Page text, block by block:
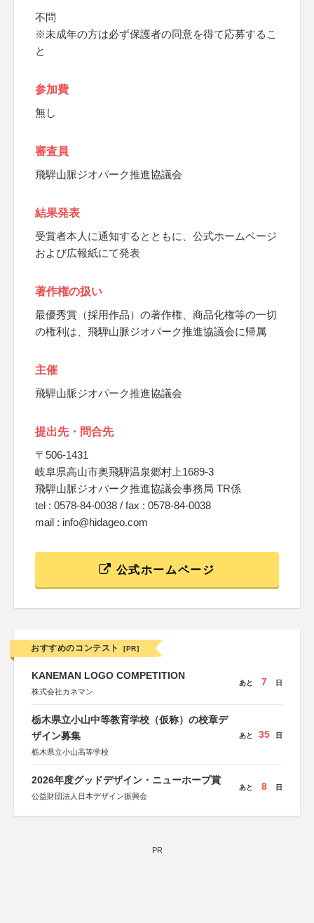
不問
※未成年の方は必ず保護者の同意を得て応募するこ
と
参加費
無し
審査員
飛騨山脈ジオパーク推進協議会
結果発表
受賞者本人に通知するとともに、公式ホームページ
および広報紙にて発表
著作権の扱い
最優秀賞（採用作品）の著作権、商品化権等の一切
の権利は、飛騨山脈ジオパーク推進協議会に帰属
主催
飛騨山脈ジオパーク推進協議会
提出先・問合先
〒506-1431
岐阜県高山市奥飛騨温泉郷村上1689-3
飛騨山脈ジオパーク推進協議会事務局 TR係
tel : 0578-84-0038 / fax : 0578-84-0038
mail : info@hidageo.com
公式ホームページ
おすすめのコンテスト [PR]
KANEMAN LOGO COMPETITION
株式会社カネマン
あと 7 日
栃木県立小山中等教育学校（仮称）の校章デ
ザイン募集
栃木県立小山高等学校
あと 35 日
2026年度グッドデザイン・ニューホープ賞
公益財団法人日本デザイン振興会
あと 8 日
PR